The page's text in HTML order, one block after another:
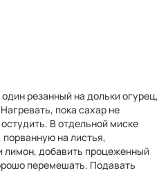
резанный на дольки огурец,
пока сахар не
В отдельной миске
на листья,
лимон, добавить процеженный
перемешать. Подавать